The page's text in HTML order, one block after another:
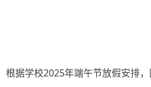
学校2025年端午节放假安排，